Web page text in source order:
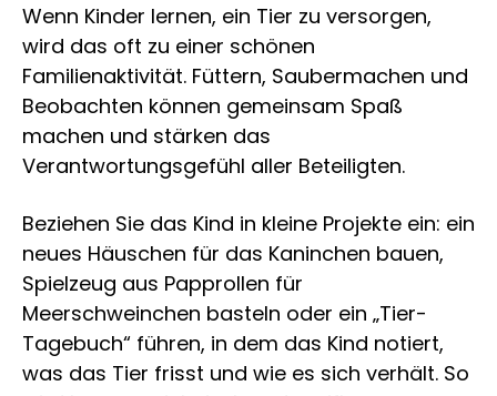
Wenn Kinder lernen, ein Tier zu versorgen,
wird das oft zu einer schönen
Familienaktivität. Füttern, Saubermachen und
Beobachten können gemeinsam Spaß
machen und stärken das
Verantwortungsgefühl aller Beteiligten.
Beziehen Sie das Kind in kleine Projekte ein: ein
neues Häuschen für das Kaninchen bauen,
Spielzeug aus Papprollen für
Meerschweinchen basteln oder ein „Tier-
Tagebuch“ führen, in dem das Kind notiert,
was das Tier frisst und wie es sich verhält. So